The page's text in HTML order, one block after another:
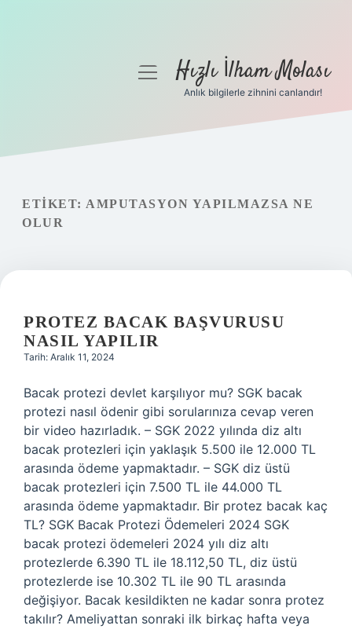
Gizlilik Politikası
Hakkımızda
menüyüHızlı İlham Molası
Anlık bilgilerle zihnini canlandır!
ETIKET: AMPUTASYON YAPILMAZSA NE
OLUR
PROTEZ BACAK BAŞVURUSU
NASIL YAPILIR
Tarih: Aralık 11, 2024
Bacak protezi devlet karşılıyor mu? SGK bacak
protezi nasıl ödenir gibi sorularınıza cevap veren
bir video hazırladık. – SGK 2022 yılında diz altı
bacak protezleri için yaklaşık 5.500 ile 12.000 TL
arasında ödeme yapmaktadır. – SGK diz üstü
bacak protezleri için 7.500 TL ile 44.000 TL
arasında ödeme yapmaktadır. Bir protez bacak kaç
TL? SGK Bacak Protezi Ödemeleri 2024 SGK
bacak protezi ödemeleri 2024 yılı diz altı
protezlerde 6.390 TL ile 18.112,50 TL, diz üstü
protezlerde ise 10.302 TL ile 90 TL arasında
değişiyor. Bacak kesildikten ne kadar sonra protez
takılır? Ameliyattan sonraki ilk birkaç hafta veya